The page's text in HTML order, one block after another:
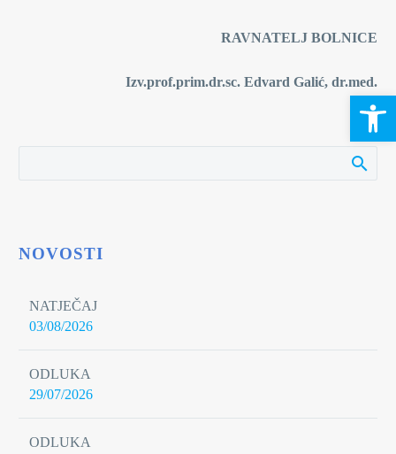
RAVNATELJ BOLNICE
Izv.prof.prim.dr.sc. Edvard Galić, dr.med.
NOVOSTI
NATJEČAJ
03/08/2026
ODLUKA
29/07/2026
ODLUKA